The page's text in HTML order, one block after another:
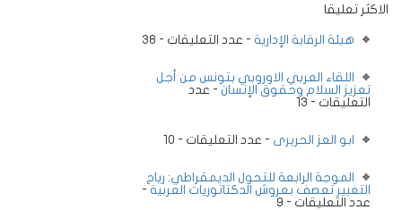
الاكثر تعليقا
هيئة الرقابة الإدارية - عدد التعليقات - 38
اللقاء العربي الاوروبي بتونس من أجل
تعزيز السلام وحقوق الإنسان - عدد
التعليقات - 13
ابو العز الحريرى - عدد التعليقات - 10
الموجة الرابعة للتحول الديمقراطي: رياح
التغيير تعصف بعروش الدكتاتوريات العربية -
عدد التعليقات - 9